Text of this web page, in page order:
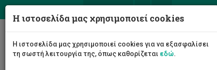
Η ιστοσελίδα μας χρησιμοποιεί cookies
Η ιστοσελίδα μας χρησιμοποιεί cookies για να εξασφαλίσει
τη σωστή λειτουργία της, όπως καθορίζεται εδώ.